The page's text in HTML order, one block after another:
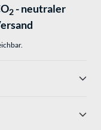
2 - neutraler